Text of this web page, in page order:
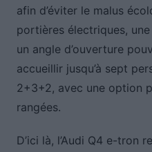
afin d’éviter le malus
portières électriques,
un angle d’ouverture
accueillir jusqu’à sept
2+3+2, avec une option
rangées.
D’ici là, l’Audi Q4 e-tron